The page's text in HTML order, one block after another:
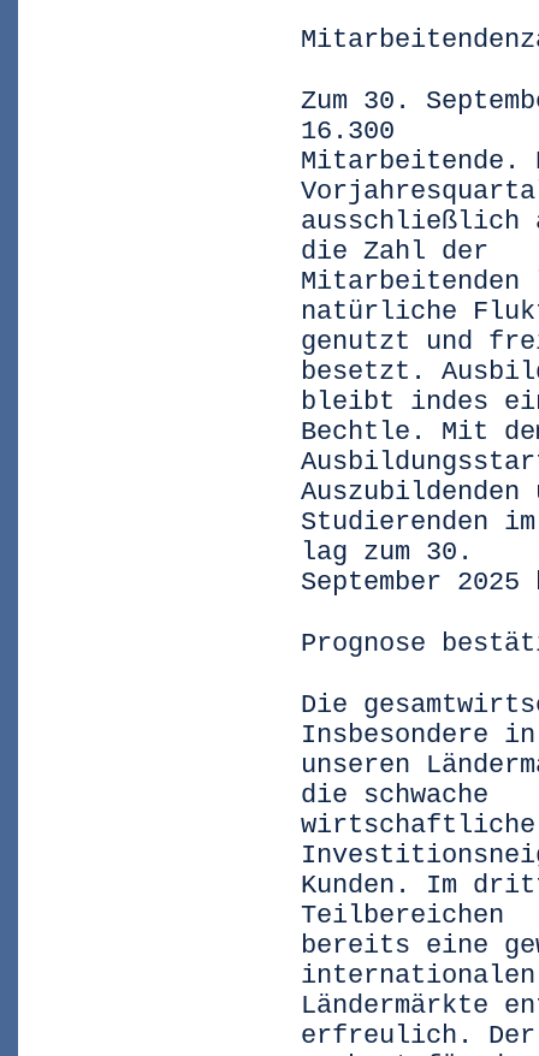
Zum 30.
16.300
Mitarbeitende.
ausschließlich
die Zahl der
natürliche
genutzt und
besetzt.
bleibt indes
Bechtle. Mit
Auszubildenden
Studierenden
lag zum 30.
September
Prognose
Die
Insbesondere in
unseren
die schwache
wirtschaftliche
Kunden. Im
Teilbereichen
bereits eine
internationalen
Ländermärkte
erfreulich. Der